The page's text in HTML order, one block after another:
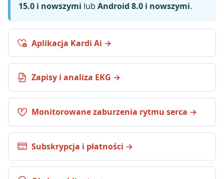
15.0 i nowszymi lub Android 8.0 i nowszymi.
Aplikacja Kardi Ai
Zapisy i analiza EKG
Monitorowane zaburzenia rytmu serca
Subskrypcja i płatności